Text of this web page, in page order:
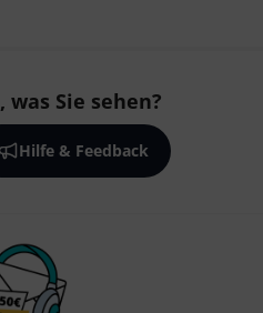
Sie sehen?
Hilfe & Feedback